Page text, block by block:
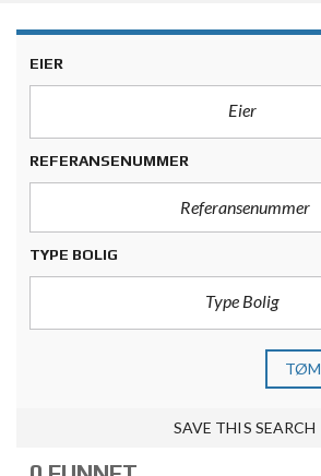
EIER
Eier
REFERANSENUMMER
TYPE BOLIG
Type Bolig
TØM
SAVE THIS SEARCH